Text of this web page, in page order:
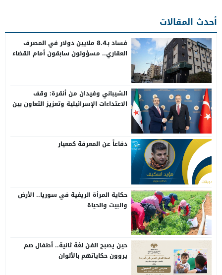
أحدث المقالات
فساد بـ8.4 ملايين دولار في المصرف
العقاري.. مسؤولون سابقون أمام القضاء
الشيباني وفيدان من أنقرة: وقف
الاعتداءات الإسرائيلية وتعزيز التعاون بين
دفاعاً عن المعرفة كمعيار
حكاية المرأة الريفية في سوريا.. الأرض
والبيت والحياة
حين يصبح الفن لغة ثانية.. أطفال صم
يروون حكاياتهم بالألوان